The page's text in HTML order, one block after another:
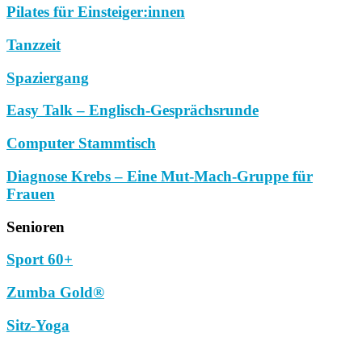
Pilates für Einsteiger:innen
Tanzzeit
Spaziergang
Easy Talk – Englisch-Gesprächsrunde
Computer Stammtisch
Diagnose Krebs – Eine Mut-Mach-Gruppe für
Frauen
Senioren
Sport 60+
Zumba Gold®
Sitz-Yoga